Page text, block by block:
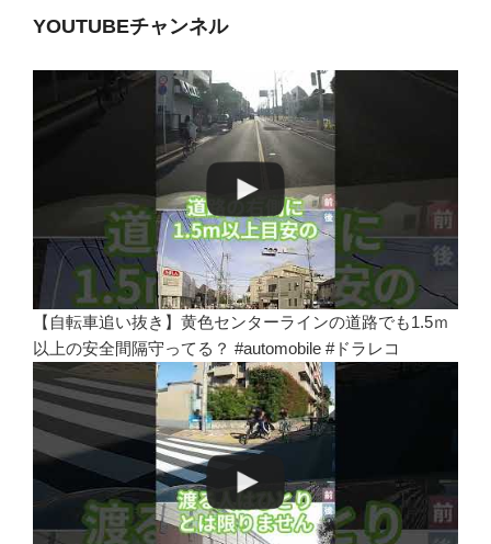
YOUTUBEチャンネル
【自転車追い抜き】黄色センターラインの道路でも1.5ｍ
以上の安全間隔守ってる？ #automobile #ドラレコ